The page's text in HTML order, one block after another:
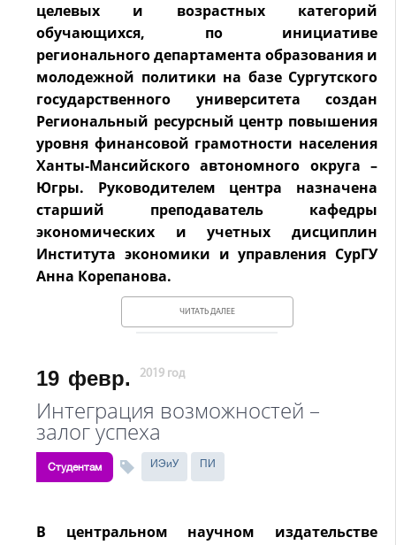
целевых и возрастных категорий
обучающихся, по инициативе
регионального департамента образования и
молодежной политики на базе Сургутского
государственного университета создан
Региональный ресурсный центр повышения
уровня финансовой грамотности населения
Ханты-Мансийского автономного округа –
Югры. Руководителем центра назначена
старший преподаватель кафедры
экономических и учетных дисциплин
Института экономики и управления СурГУ
Анна Корепанова.
ЧИТАТЬ ДАЛЕЕ
19 февр. 2019 год
Интеграция возможностей –
залог успеха
Студентам ИЭиУ ПИ
В центральном научном издательстве